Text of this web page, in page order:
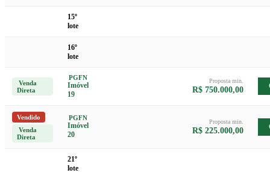
15º
lote
16º
lote
Venda
Direta
PGFN
Imóvel
19
Proposta min.
R$ 750.000,00
Vendido
Venda
Direta
PGFN
Imóvel
20
Proposta min.
R$ 225.000,00
21º
lote